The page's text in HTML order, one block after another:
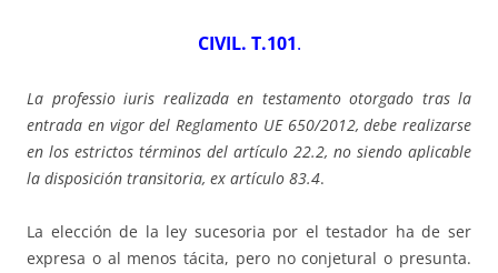
CIVIL. T.101.
La professio iuris realizada en testamento otorgado tras la
entrada en vigor del Reglamento UE 650/2012, debe realizarse
en los estrictos términos del artículo 22.2, no siendo aplicable
la disposición transitoria, ex artículo 83.4.
La elección de la ley sucesoria por el testador ha de ser
expresa o al menos tácita, pero no conjetural o presunta.